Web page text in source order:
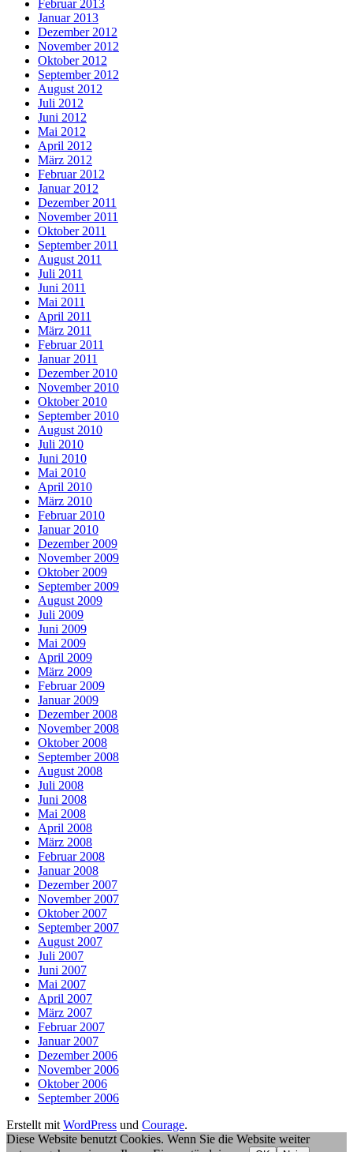
Februar 2013
Januar 2013
Dezember 2012
November 2012
Oktober 2012
September 2012
August 2012
Juli 2012
Juni 2012
Mai 2012
April 2012
März 2012
Februar 2012
Januar 2012
Dezember 2011
November 2011
Oktober 2011
September 2011
August 2011
Juli 2011
Juni 2011
Mai 2011
April 2011
März 2011
Februar 2011
Januar 2011
Dezember 2010
November 2010
Oktober 2010
September 2010
August 2010
Juli 2010
Juni 2010
Mai 2010
April 2010
März 2010
Februar 2010
Januar 2010
Dezember 2009
November 2009
Oktober 2009
September 2009
August 2009
Juli 2009
Juni 2009
Mai 2009
April 2009
März 2009
Februar 2009
Januar 2009
Dezember 2008
November 2008
Oktober 2008
September 2008
August 2008
Juli 2008
Juni 2008
Mai 2008
April 2008
März 2008
Februar 2008
Januar 2008
Dezember 2007
November 2007
Oktober 2007
September 2007
August 2007
Juli 2007
Juni 2007
Mai 2007
April 2007
März 2007
Februar 2007
Januar 2007
Dezember 2006
November 2006
Oktober 2006
September 2006
Erstellt mit WordPress und Courage.
Diese Website benutzt Cookies. Wenn Sie die Website weiter